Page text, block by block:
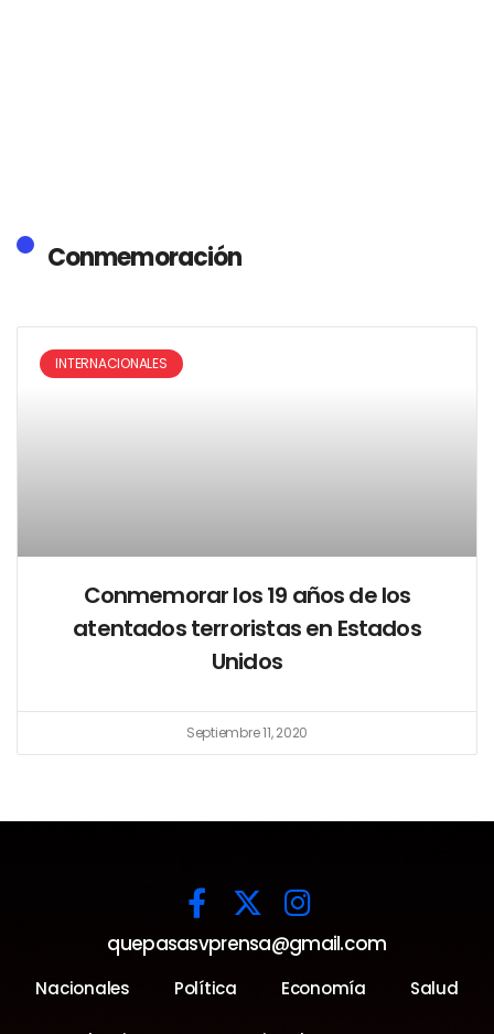
Conmemoración
INTERNACIONALES
Conmemorar los 19 años de los
atentados terroristas en Estados
Unidos
Septiembre 11, 2020
quepasasvprensa@gmail.com
Nacionales Política Economía Salud